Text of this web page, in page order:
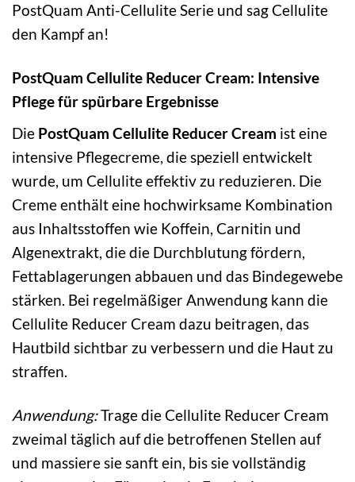
PostQuam Anti-Cellulite Serie und sag Cellulite
den Kampf an!
PostQuam Cellulite Reducer Cream: Intensive
Pflege für spürbare Ergebnisse
Die PostQuam Cellulite Reducer Cream ist eine
intensive Pflegecreme, die speziell entwickelt
wurde, um Cellulite effektiv zu reduzieren. Die
Creme enthält eine hochwirksame Kombination
aus Inhaltsstoffen wie Koffein, Carnitin und
Algenextrakt, die die Durchblutung fördern,
Fettablagerungen abbauen und das Bindegewebe
stärken. Bei regelmäßiger Anwendung kann die
Cellulite Reducer Cream dazu beitragen, das
Hautbild sichtbar zu verbessern und die Haut zu
straffen.
Anwendung:Trage die Cellulite Reducer Cream
zweimal täglich auf die betroffenen Stellen auf
und massiere sie sanft ein, bis sie vollständig